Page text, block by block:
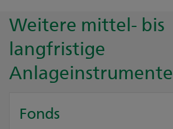
Weitere mittel- bis
langfristige
Anlageinstrumente
Fonds